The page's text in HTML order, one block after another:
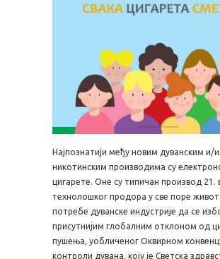
Најпознатији међу новим дуванским и/
никотинским производима су
цигарете. Оне су типичан производ 21.
технолошког продора у све поре
потребе дуванске индустрије да се
присутнијим глобалним отклоном од
пушења, уобличеног Оквирном
контроли дувана, коју је Светска